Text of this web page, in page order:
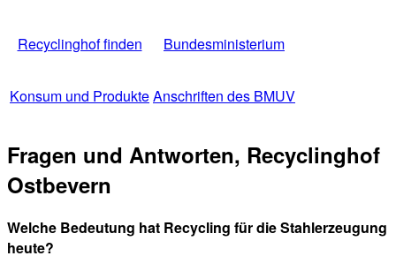
Recyclinghof finden Bundesministerium
Konsum und ProdukteAnschriften des BMUV
Fragen und Antworten, Recyclinghof
Ostbevern
Welche Bedeutung hat Recycling für die Stahlerzeugung
heute?